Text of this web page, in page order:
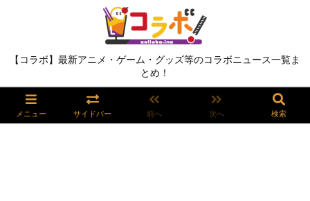
【コラボ】最新アニメ・ゲーム・グッズ等のコラボニュース一覧ま
とめ！
メニュー サイドバー 前へ 次へ 検索